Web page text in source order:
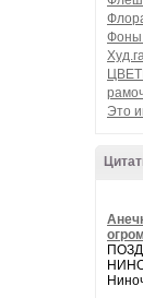
Фоны
Это